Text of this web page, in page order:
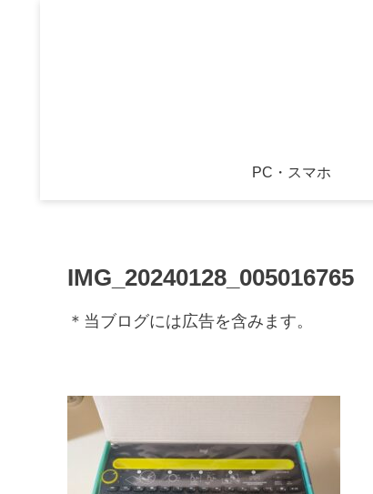
PC・スマホ
IMG_20240128_005016765
＊当ブログには広告を含みます。